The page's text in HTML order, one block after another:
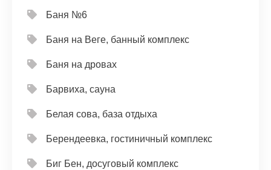
Баня №6
Баня на Веге, банный комплекс
Баня на дровах
Барвиха, сауна
Белая сова, база отдыха
Берендеевка, гостиничный комплекс
Биг Бен, досуговый комплекс